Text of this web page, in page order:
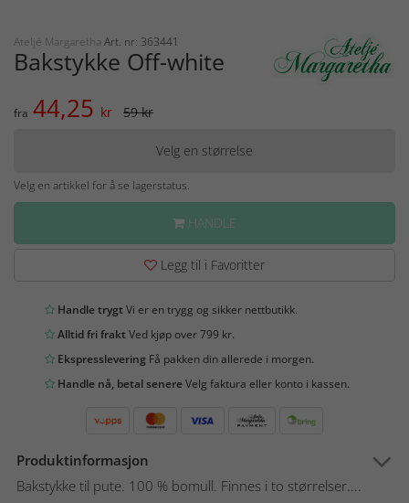
Ateljé Margaretha Art. nr: 363441
Bakstykke Off-white
fra 44,25 kr 59 kr
Velg en størrelse
Velg en artikkel for å se lagerstatus.
HANDLE
Legg til i Favoritter
Handle trygtVi er en trygg og sikker nettbutikk.
Alltid fri fraktVed kjøp over 799 kr.
Ekspresslevering Få pakken din allerede i morgen.
Handle nå, betal senereVelg faktura eller konto i kassen.
Produktinformasjon
Bakstykke til pute. 100 % bomull. Finnes i to størrelser....